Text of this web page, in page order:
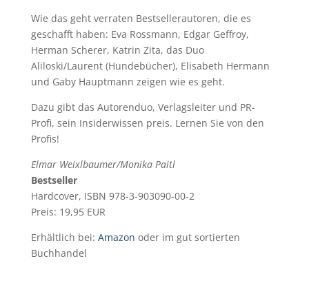
Wie das geht verraten Bestsellerautoren, die es
geschafft haben: Eva Rossmann, Edgar Geffroy,
Herman Scherer, Katrin Zita, das Duo
Aliloski/Laurent (Hundebücher), Elisabeth Hermann
und Gaby Hauptmann zeigen wie es geht.
Dazu gibt das Autorenduo, Verlagsleiter und PR-
Profi, sein Insiderwissen preis. Lernen Sie von den
Profis!
Elmar Weixlbaumer/Monika Paitl
Bestseller
Hardcover, ISBN 978-3-903090-00-2
Preis: 19,95 EUR
Erhältlich bei: Amazon oder im gut sortierten
Buchhandel